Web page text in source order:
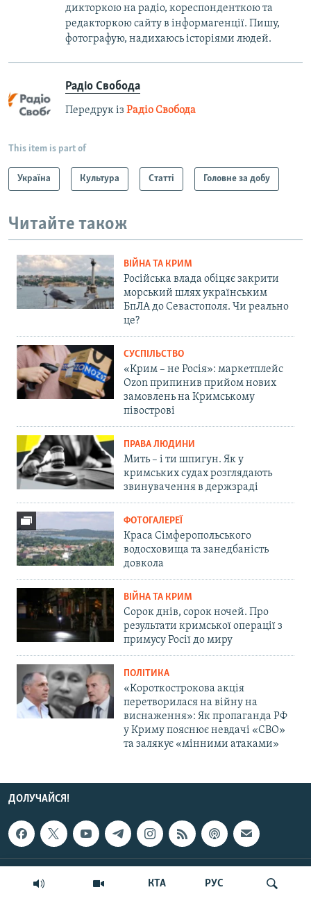
КТА РУС
дикторкою на радіо, кореспонденткою та
редакторкою сайту в інформагенції. Пишу,
фотографую, надихаюсь історіями людей.
Радіо Свобода
Передрук із Радіо Свобода
This item is part of
Україна Культура Статті Головне за добу
Читайте також
ВІЙНА ТА КРИМ
Російська влада обіцяє закрити
морський шлях українським
БпЛА до Севастополя. Чи реально
це?
СУСПІЛЬСТВО
«Крим – не Росія»: маркетплейс
Ozon припинив прийом нових
замовлень на Кримському
півострові
ПРАВА ЛЮДИНИ
Мить – і ти шпигун. Як у
кримських судах розглядають
звинувачення в держзраді
ФОТОГАЛЕРЕЇ
Краса Сімферопольського
водосховища та занедбаність
довкола
ВІЙНА ТА КРИМ
Сорок днів, сорок ночей. Про
результати кримської операції з
примусу Росії до миру
ПОЛІТИКА
«Короткострокова акція
перетворилася на війну на
виснаження»: Як пропаганда РФ
у Криму пояснює невдачі «СВО»
та залякує «мінними атаками»
ДОЛУЧАЙСЯ!